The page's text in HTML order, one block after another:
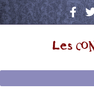
Aller
au
contenu